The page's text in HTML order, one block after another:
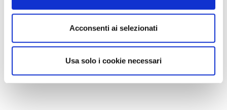
Acconsenti ai selezionati
Usa solo i cookie necessari